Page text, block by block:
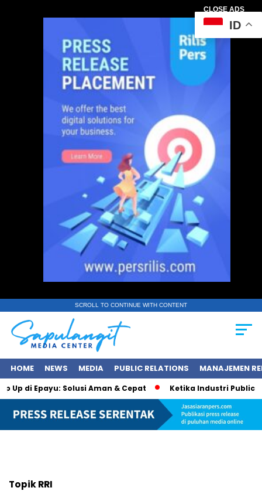
CLOSE ADS
SCROLL TO CONTINUE WITH CONTENT
HOME NEWS MEDIA PUBLIC RELATIONS MANAJEMEN
Up di Epayu: Solusi Aman & Cepat Ketika Industri Public
TopikRRI
ID